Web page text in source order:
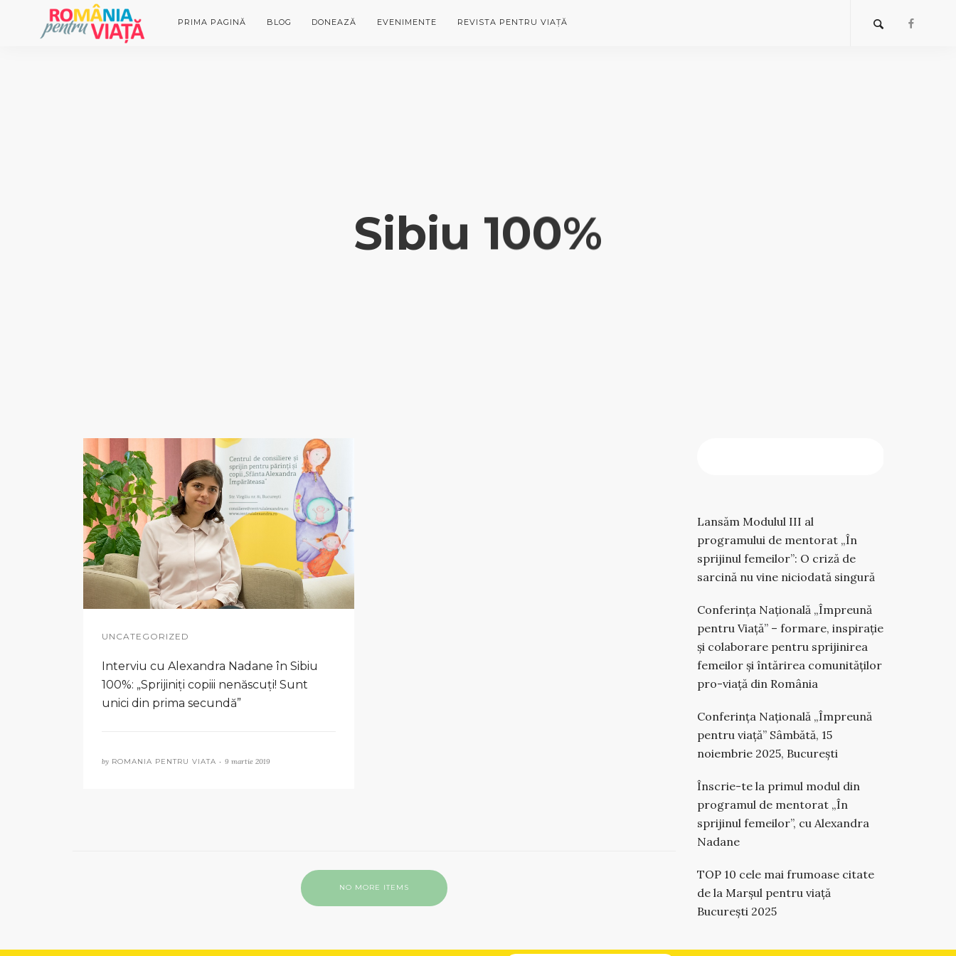
PRIMA PAGINĂ BLOG DONEAZĂ EVENIMENTE REVISTA PENTRU VIAȚĂ
Sibiu 100%
UNCATEGORIZED
Interviu cu Alexandra Nadane în Sibiu
100%: „Sprijiniți copiii nenăscuți! Sunt
unici din prima secundă”
by ROMANIA PENTRU VIATA • 9 martie 2019
NO MORE ITEMS
Lansăm Modulul III al
programului de mentorat „În
sprijinul femeilor”: O criză de
sarcină nu vine niciodată singură
Conferința Națională „Împreună
pentru Viață” – formare, inspirație
și colaborare pentru sprijinirea
femeilor și întărirea comunităților
pro-viață din România
Conferința Națională „Împreună
pentru viață” Sâmbătă, 15
noiembrie 2025, București
Înscrie-te la primul modul din
programul de mentorat „În
sprijinul femeilor”, cu Alexandra
Nadane
TOP 10 cele mai frumoase citate
de la Marșul pentru viață
București 2025